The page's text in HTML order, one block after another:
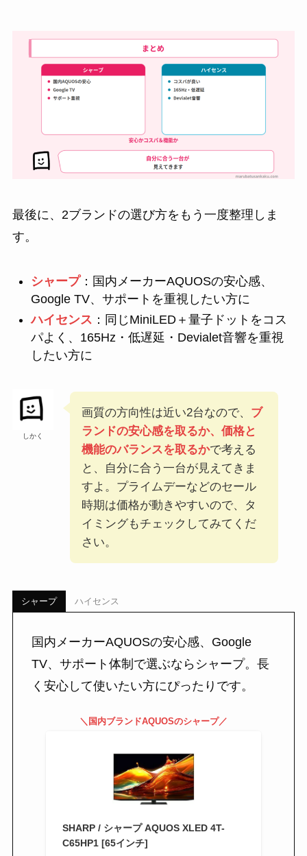
最後に、2ブランドの選び方をもう一度整理しま
す。
シャープ：国内メーカーAQUOSの安心感、
Google TV、サポートを重視したい方に
ハイセンス ：同じMiniLED＋量子ドットをコス
パよく、165Hz・低遅延・Devialet音響を重視
したい方に
しかく
画質の方向性は近い2台なので、 ブ
ランドの安心感を取るか、価格と
機能のバランスを取るかで考える
と、自分に合う一台が見えてきま
すよ。プライムデーなどのセール
時期は価格が動きやすいので、タ
イミングもチェックしてみてくだ
さい。
シャープ ハイセンス
国内メーカーAQUOSの安心感、Google
TV、サポート体制で選ぶならシャープ。長
く安心して使いたい方にぴったりです。
＼国内ブランドAQUOSのシャープ／
SHARP / シャープ AQUOS XLED 4T-
C65HP1 [65インチ]